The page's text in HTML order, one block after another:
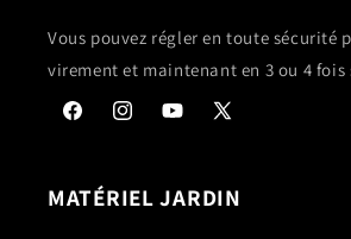
Vous pouvez régler en toute sécurité
virement et maintenant en 3 ou 4 fois
FacebookInstagramYouTube
X
MATÉRIEL JARDIN